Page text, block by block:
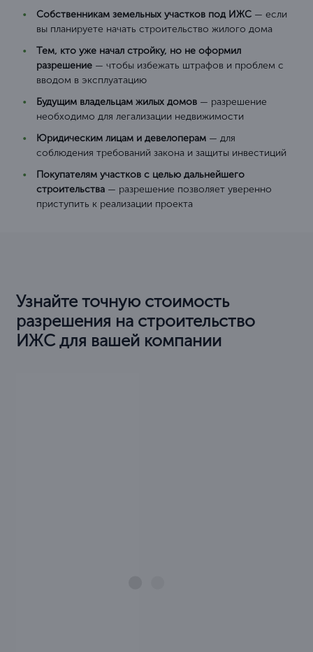
Собственникам земельных участков под ИЖС — если
вы планируете начать строительство жилого дома
Тем, кто уже начал стройку, но не оформил
разрешение — чтобы избежать штрафов и проблем с
вводом в эксплуатацию
Будущим владельцам жилых домов — разрешение
необходимо для легализации недвижимости
Юридическим лицам и девелоперам — для
соблюдения требований закона и защиты инвестиций
Покупателям участков с целью дальнейшего
строительства — разрешение позволяет уверенно
приступить к реализации проекта
Узнайте точную стоимость
разрешения на строительство
ИЖС для вашей компании